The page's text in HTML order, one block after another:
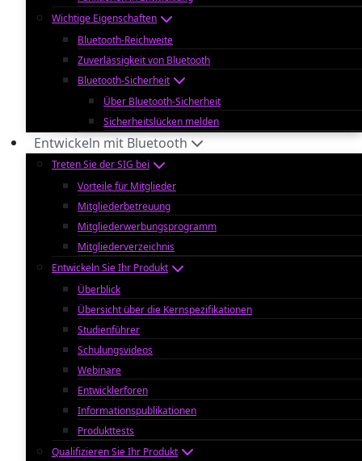
Wichtige Eigenschaften
Bluetooth-Reichweite
Zuverlässigkeit von Bluetooth
Bluetooth-Sicherheit
Über Bluetooth-Sicherheit
Sicherheitslücken melden
Entwickeln mit Bluetooth
Treten Sie der SIG bei
Vorteile für Mitglieder
Mitgliederbetreuung
Mitgliederwerbungsprogramm
Mitgliederverzeichnis
Entwickeln Sie Ihr Produkt
Überblick
Übersicht über die Kernspezifikationen
Studienführer
Schulungsvideos
Webinare
Entwicklerforen
Informationspublikationen
Produkttests
Qualifizieren Sie Ihr Produkt